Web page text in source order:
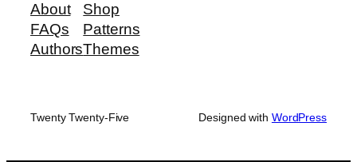
About
FAQs
Authors
Shop
Patterns
Themes
Twenty Twenty-Five Designed with WordPress